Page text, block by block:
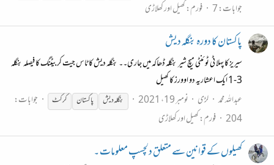
جوابات: 7 فورم:کھیل اور کھلاڑی
پاکستان کا دورہ بنگلہ دیش
سیریز کا پہلا ٹی ٹوئنٹی میچ شیر بنگلہ ڈھاکہ میں جاری۔۔ بنگلہ دیش کا ٹاس جیت کر بیٹنگ کا فیصلہ بنگلہ
3-1 ایک اعشاریہ دو اوورز کا کھیل
عبداللہ محمد لڑی نومبر 19، 2021 بنگلہ دیش پاکستان کرکٹ
جوابات:
204 فورم:کھیل اور کھلاڑی
کھیلوں کے قوانین سے متعلق دلچسپ معلومات ۔